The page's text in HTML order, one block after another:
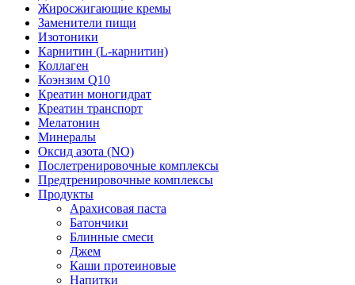
Жиросжигающие кремы
Заменители пищи
Изотоники
Карнитин (L-карнитин)
Коллаген
Коэнзим Q10
Креатин моногидрат
Креатин транспорт
Мелатонин
Минералы
Оксид азота (NO)
Послетренировочные комплексы
Предтренировочные комплексы
Продукты
Арахисовая паста
Батончики
Блинные смеси
Джем
Каши протеиновые
Напитки